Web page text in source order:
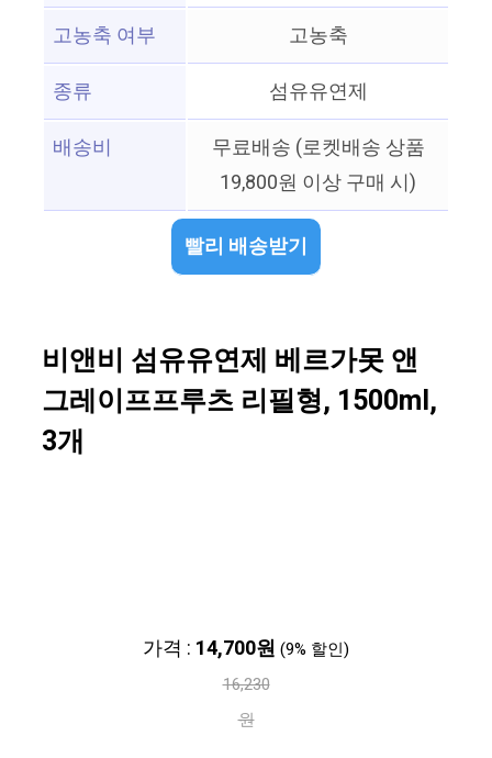
고농축 여부
고농축
종류
섬유유연제
배송비
무료배송 (로켓배송 상품
19,800원 이상 구매 시)
빨리 배송받기
비앤비 섬유유연제 베르가못 앤
그레이프프루츠 리필형, 1500ml,
3개
가격 : 14,700원 (9% 할인)
16,230
원